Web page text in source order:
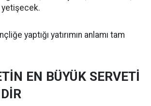
yetişecek.
yaptığı yatırımın anlamı tam
EN BÜYÜK SERVETİ